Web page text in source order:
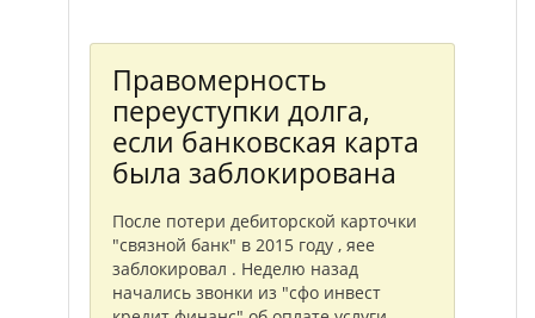
Правомерность
переуступки долга,
если банковская карта
была заблокирована
После потери дебиторской карточки
"связной банк" в 2015 году , яее
заблокировал . Неделю назад
начались звонки из "сфо инвест